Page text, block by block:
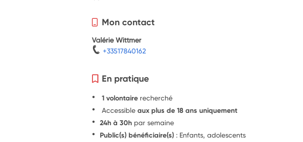
Mon contact
Valérie Wittmer
+33517840162
En pratique
1 volontaire recherché
Accessibleaux plus de 18 ans uniquement
24h à 30h par semaine
Public(s) bénéficiaire(s) : Enfants, adolescents